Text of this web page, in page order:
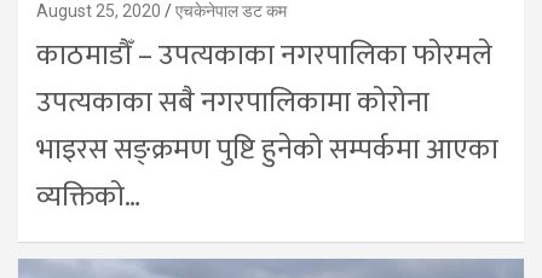
August 25, 2020 एचकेनेपाल डट कम
काठमाडौँ – उपत्यकाका नगरपालिका फोरमले
उपत्यकाका सबै नगरपालिकामा कोरोना
भाइरस सङ्क्रमण पुष्टि हुनेको सम्पर्कमा आएका
व्यक्तिको…